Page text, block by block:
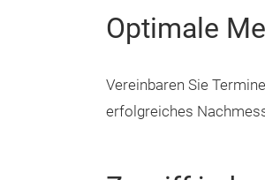
Optimale
Vereinbaren Sie
erfolgreiches